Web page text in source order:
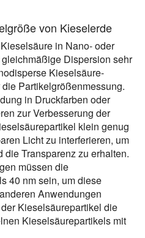
von Kieselerde
in Nano- oder
Dispersion sehr
Kieselsäure-
Partikelgrößenmessung.
in Druckfarben oder
zur Verbesserung der
klein genug
Licht zu interferieren, um
Transparenz zu erhalten.
müssen die
40 nm sein, um diese
Anwendungen
Kieselsäurepartikel die
Kieselsäurepartikels mit